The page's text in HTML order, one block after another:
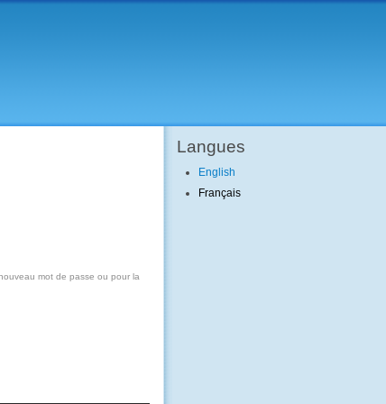
mot de passe ou pour la
Langues
English
Français